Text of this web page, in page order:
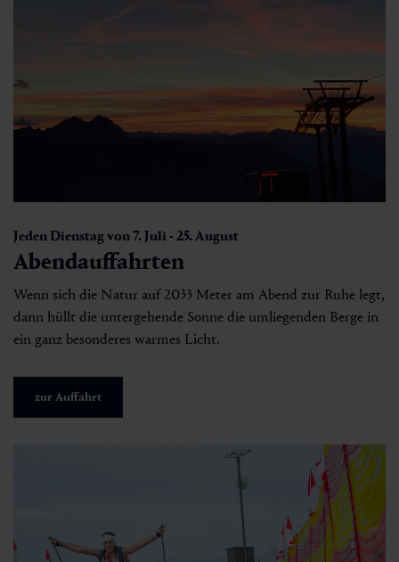
Jeden Dienstag von 7. Juli - 25. August
Abendauffahrten
Wenn sich die Natur auf 2033 Meter am Abend zur Ruhe legt,
dann hüllt die untergehende Sonne die umliegenden Berge in
ein ganz besonderes warmes Licht.
zur Auffahrt